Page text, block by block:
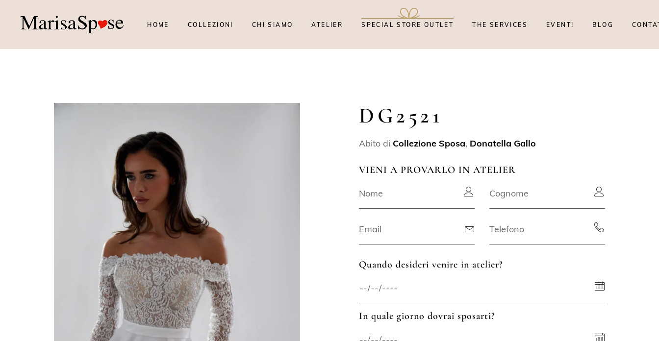
HOME COLLEZIONI CHI SIAMO ATELIER SPECIAL STORE OUTLET THE SERVICES EVENTI BLOG
DG2521
Abito di Collezione Sposa, Donatella Gallo
VIENI A PROVARLO IN ATELIER
Quando desideri venire in atelier?
In quale giorno dovrai sposarti?